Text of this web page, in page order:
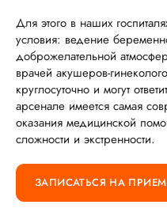
Для этого в наших
условия: ведение
доброжелательной
врачей акушеров-
круглосуточно и могут
арсенале имеется самая
оказания медицинской
сложности и экстренности.
ЗАПИСАТЬСЯ НА ПРИЕМ